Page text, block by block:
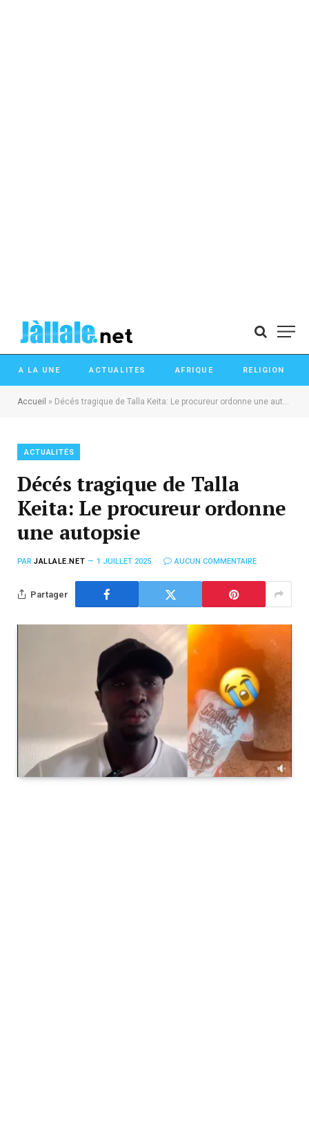
A LA UNE ACTUALITES AFRIQUE RELIGION
Accueil » Décés tragique de Talla Keita: Le procureur ordonne une autopsie
ACTUALITÉS
Décés tragique de Talla
Keita: Le procureur ordonne
une autopsie
PAR JALLALE.NET 1 JUILLET 2025 AUCUN COMMENTAIRE
Partager